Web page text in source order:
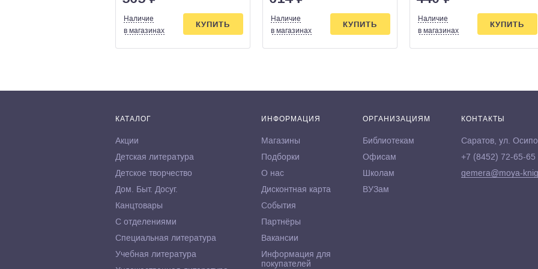
Наличие
в магазинах
КУПИТЬ
Наличие
в магазинах
КУПИТЬ
Наличие
в магазинах
КУПИТЬ
КАТАЛОГ
Акции
Детская литература
Детское творчество
Дом. Быт. Досуг.
Канцтовары
С отделениями
Специальная литература
Учебная литература
ИНФОРМАЦИЯ
Магазины
Подборки
О нас
Дисконтная карта
События
Партнёры
Вакансии
Информация для
покупателей
ОРГАНИЗАЦИЯМ
Библиотекам
Офисам
Школам
ВУЗам
КОНТАКТЫ
Саратов, ул.
+7 (8452) 72-65-65
gemera@moya-